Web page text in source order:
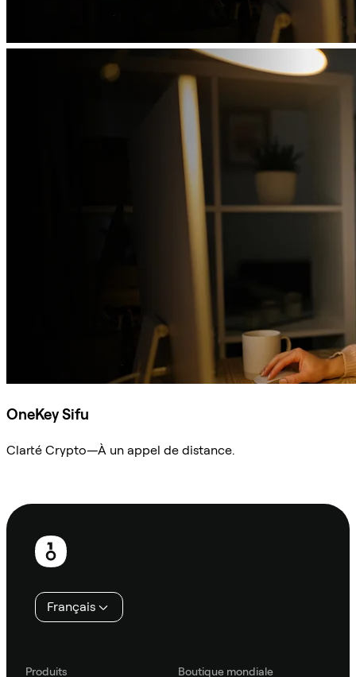
OneKey Sifu
Clarté Crypto—À un appel de distance.
Pied
page
Français
Produits Boutique mondiale